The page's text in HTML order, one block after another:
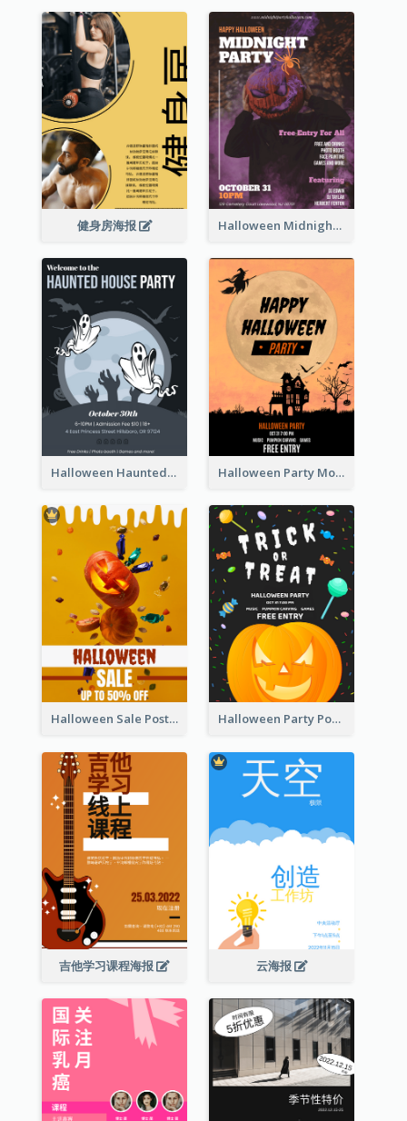
健身房海报 Halloween Midnight Party Poster
Halloween Haunted House Party Poster Halloween Party Moon Photo Poster
Halloween Sale Poster Halloween Party Poster
吉他学习课程海报 云海报